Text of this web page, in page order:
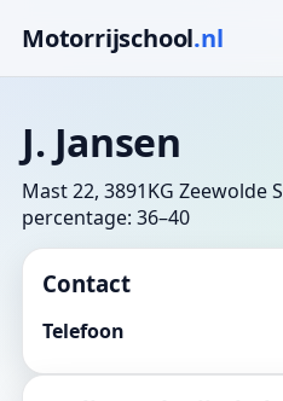
Motorrijschool.nl
J. Jansen
Mast 22, 3891KG Zeewolde
percentage: 36–40
Contact
Telefoon